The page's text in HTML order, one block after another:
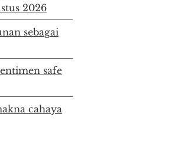
2026
sebagai
safe
cahaya